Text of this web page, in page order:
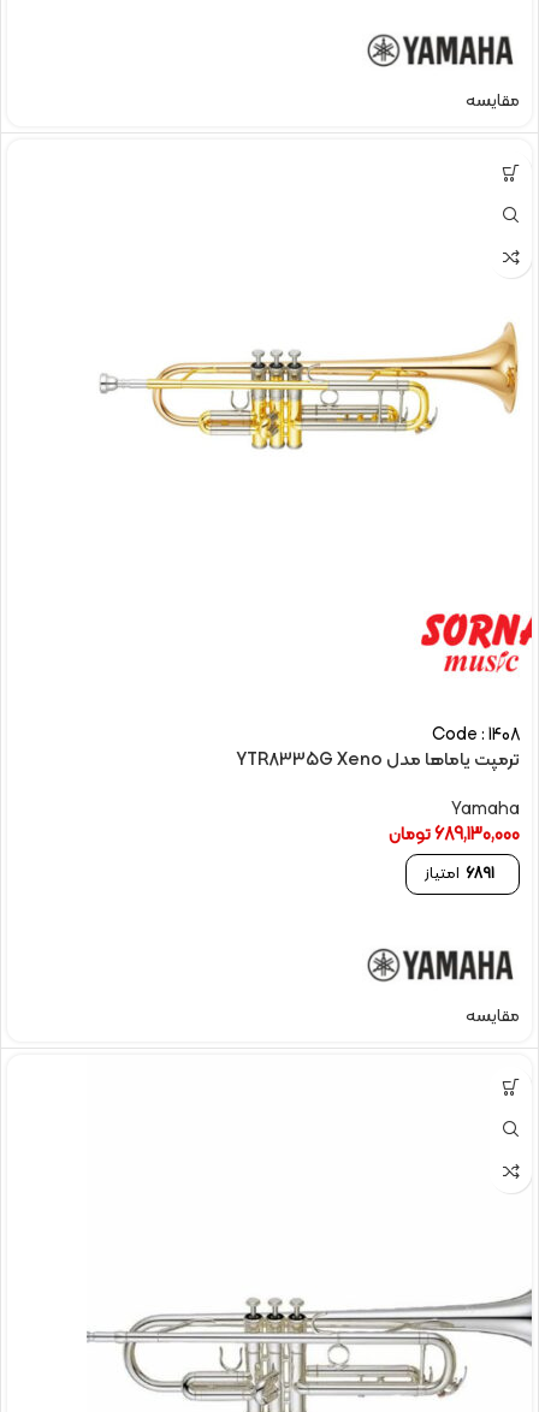
مقایسه
Code : 1408
ترمپت یاماها مدل YTR8335G Xeno
Yamaha
689,130,000تومان
6891 امتیاز
مقایسه